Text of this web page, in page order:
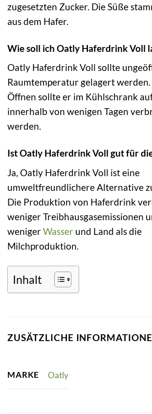
zugesetzten Zucker. Die Süße
aus dem Hafer.
Wie soll ich Oatly Haferdrink Voll
Oatly Haferdrink Voll sollte
Raumtemperatur gelagert werden.
Öffnen sollte er im Kühlschrank
innerhalb von wenigen Tagen
werden.
Ist Oatly Haferdrink Voll gut für
Ja, Oatly Haferdrink Voll ist eine
umweltfreundlichere Alternative
Die Produktion von Haferdrink
weniger Treibhausgasemissionen
wenigerWasser und Land als die
Milchproduktion.
Inhalt
ZUSÄTZLICHE
MARKE Oatly